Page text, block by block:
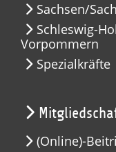
Sachsen/
Schleswig-
Vorpommern
Spezialkräfte
(Online)-